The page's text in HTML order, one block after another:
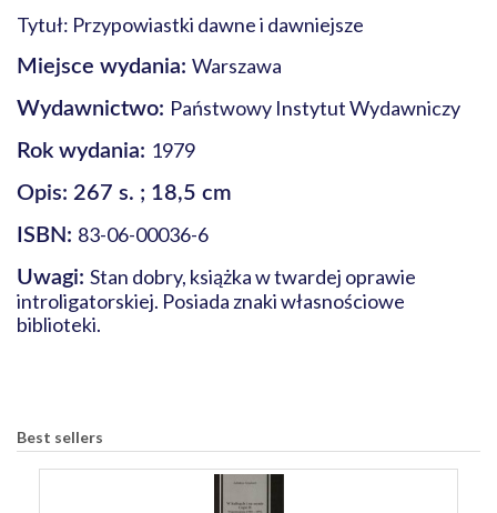
Tytuł: Przypowiastki dawne i dawniejsze
Miejsce wydania: Warszawa
Wydawnictwo: Państwowy Instytut Wydawniczy
Rok wydania: 1979
Opis: 267 s. ; 18,5 cm
ISBN: 83-06-00036-6
Uwagi: Stan dobry, książka w twardej oprawie
introligatorskiej. Posiada znaki własnościowe
biblioteki.
Best sellers